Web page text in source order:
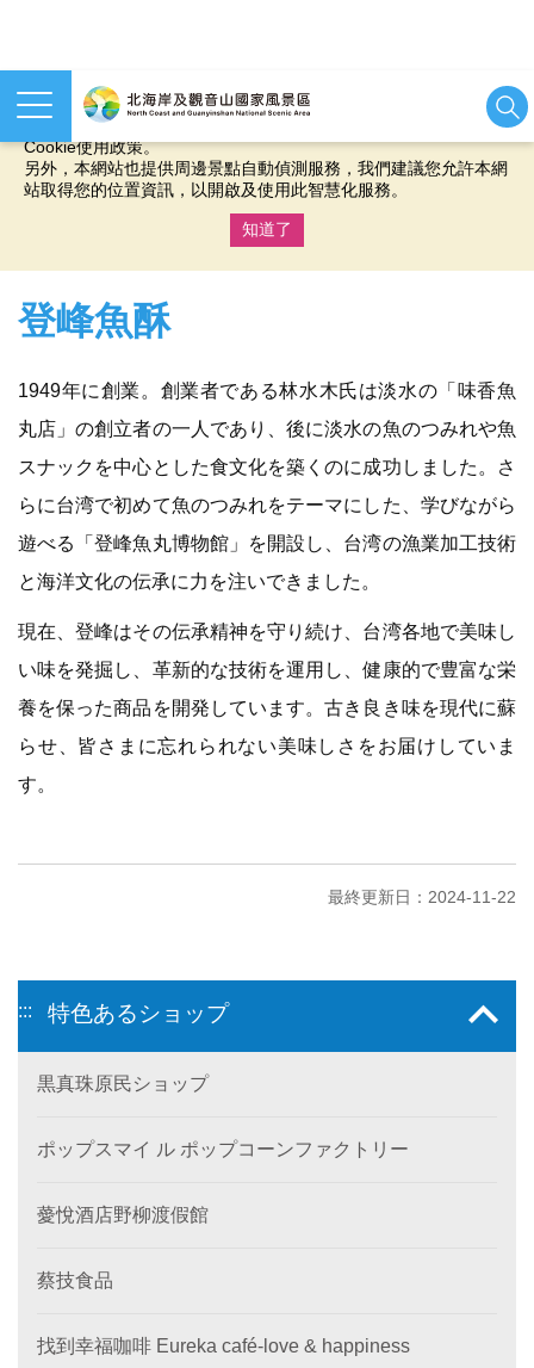
本網站使用cookies等相關技術以持續優化網站服務，並有助於為
您提供更佳的體驗，當您繼續使用本網站即表示您同意我們的
Cookie使用政策。
另外，本網站也提供周邊景點自動偵測服務，我們建議您允許本網
站取得您的位置資訊，以開啟及使用此智慧化服務。
知道了
登峰魚酥
1949年に創業。創業者である林水木氏は淡水の「味香魚
丸店」の創立者の一人であり、後に淡水の魚のつみれや魚
スナックを中心とした食文化を築くのに成功しました。さ
らに台湾で初めて魚のつみれをテーマにした、学びながら
遊べる「登峰魚丸博物館」を開設し、台湾の漁業加工技術
と海洋文化の伝承に力を注いできました。
現在、登峰はその伝承精神を守り続け、台湾各地で美味し
い味を発掘し、革新的な技術を運用し、健康的で豊富な栄
養を保った商品を開発しています。古き良き味を現代に蘇
らせ、皆さまに忘れられない美味しさをお届けしていま
す。
最終更新日：2024-11-22
::: 特色あるショップ
黒真珠原民ショップ
ポップスマイ ル ポップコーンファクトリー
薆悅酒店野柳渡假館
蔡技食品
找到幸福咖啡 Eureka café-love & happiness